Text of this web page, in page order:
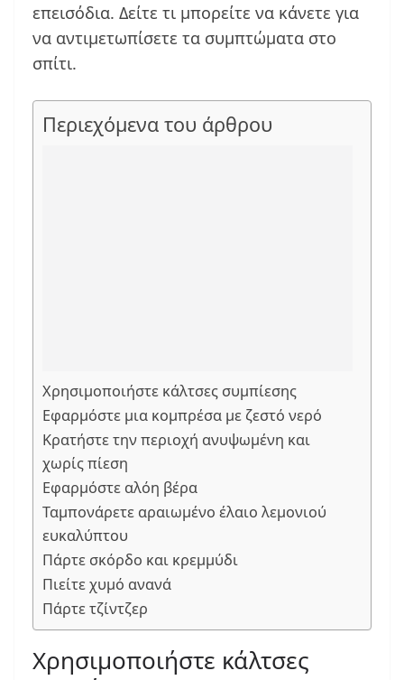
επεισόδια. Δείτε τι μπορείτε να κάνετε για
να αντιμετωπίσετε τα συμπτώματα στο
σπίτι.
Περιεχόμενα του άρθρου
Χρησιμοποιήστε κάλτσες συμπίεσης
Εφαρμόστε μια κομπρέσα με ζεστό νερό
Κρατήστε την περιοχή ανυψωμένη και
χωρίς πίεση
Εφαρμόστε αλόη βέρα
Ταμπονάρετε αραιωμένο έλαιο λεμονιού
ευκαλύπτου
Πάρτε σκόρδο και κρεμμύδι
Πιείτε χυμό ανανά
Πάρτε τζίντζερ
Χρησιμοποιήστε κάλτσες